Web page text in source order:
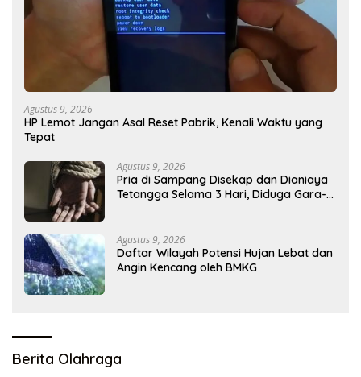
Agustus 9, 2026
HP Lemot Jangan Asal Reset Pabrik, Kenali Waktu yang
Tepat
Agustus 9, 2026
Pria di Sampang Disekap dan Dianiaya
Tetangga Selama 3 Hari, Diduga Gara-
Agustus 9, 2026
Daftar Wilayah Potensi Hujan Lebat dan
Angin Kencang oleh BMKG
Berita Olahraga